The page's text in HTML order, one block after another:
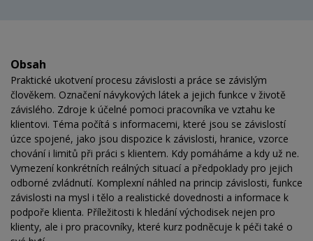
Obsah
Praktické ukotvení procesu závislosti a práce se závislým
člověkem. Označení návykových látek a jejich funkce v životě
závislého. Zdroje k účelné pomoci pracovníka ve vztahu ke
klientovi. Téma počítá s informacemi, které jsou se závislostí
úzce spojené, jako jsou dispozice k závislosti, hranice, vzorce
chování i limitů při práci s klientem. Kdy pomáháme a kdy už ne.
Vymezení konkrétních reálných situací a předpoklady pro jejich
odborné zvládnutí. Komplexní náhled na princip závislosti, funkce
závislosti na mysl i tělo a realistické dovednosti a informace k
podpoře klienta. Příležitosti k hledání východisek nejen pro
klienty, ale i pro pracovníky, které kurz podněcuje k péči také o